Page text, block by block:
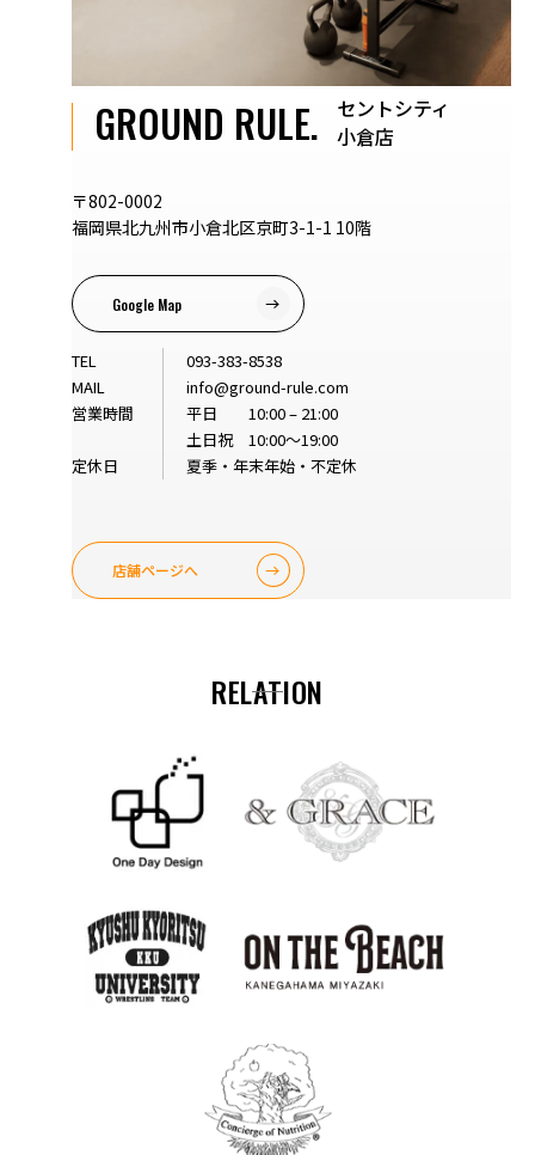
GROUND RULE.
セントシティ
小倉店
〒802-0002
福岡県北九州市小倉北区京町3-1-1 10階
Google Map
TEL
093-383-8538
MAIL
info@ground-rule.com
営業時間
平日 10:00 – 21:00
土日祝 10:00～19:00
定休日
夏季・年末年始・不定休
店舗ページへ
RELATION